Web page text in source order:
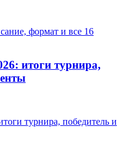
итоги турнира,